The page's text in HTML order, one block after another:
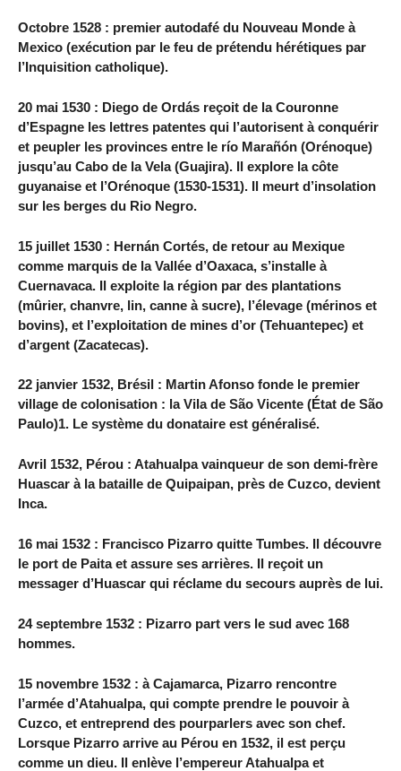
Octobre 1528 : premier autodafé du Nouveau Monde à
Mexico (exécution par le feu de prétendu hérétiques par
l’Inquisition catholique).
20 mai 1530 : Diego de Ordás reçoit de la Couronne
d’Espagne les lettres patentes qui l’autorisent à conquérir
et peupler les provinces entre le río Marañón (Orénoque)
jusqu’au Cabo de la Vela (Guajira). Il explore la côte
guyanaise et l’Orénoque (1530-1531). Il meurt d’insolation
sur les berges du Rio Negro.
15 juillet 1530 : Hernán Cortés, de retour au Mexique
comme marquis de la Vallée d’Oaxaca, s’installe à
Cuernavaca. Il exploite la région par des plantations
(mûrier, chanvre, lin, canne à sucre), l’élevage (mérinos et
bovins), et l’exploitation de mines d’or (Tehuantepec) et
d’argent (Zacatecas).
22 janvier 1532, Brésil : Martin Afonso fonde le premier
village de colonisation : la Vila de São Vicente (État de São
Paulo)1. Le système du donataire est généralisé.
Avril 1532, Pérou : Atahualpa vainqueur de son demi-frère
Huascar à la bataille de Quipaipan, près de Cuzco, devient
Inca.
16 mai 1532 : Francisco Pizarro quitte Tumbes. Il découvre
le port de Paita et assure ses arrières. Il reçoit un
messager d’Huascar qui réclame du secours auprès de lui.
24 septembre 1532 : Pizarro part vers le sud avec 168
hommes.
15 novembre 1532 : à Cajamarca, Pizarro rencontre
l’armée d’Atahualpa, qui compte prendre le pouvoir à
Cuzco, et entreprend des pourparlers avec son chef.
Lorsque Pizarro arrive au Pérou en 1532, il est perçu
comme un dieu. Il enlève l’empereur Atahualpa et